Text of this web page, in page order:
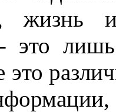
жизнь
это
это